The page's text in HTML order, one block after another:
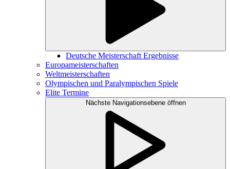
Deutsche Meisterschaft Ergebnisse
Europameisterschaften
Weltmeisterschaften
Olympischen und Paralympischen Spiele
Elite Termine
Nächste Navigationsebene öffnen